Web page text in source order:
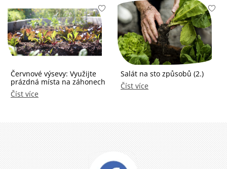
Červnové výsevy: Využijte
prázdná místa na záhonech
Číst více
Salát na sto způsobů (2.)
Číst více